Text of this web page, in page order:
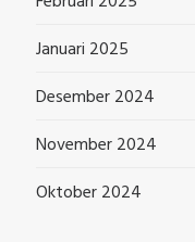
Januari 2025
Desember 2024
November 2024
Oktober 2024